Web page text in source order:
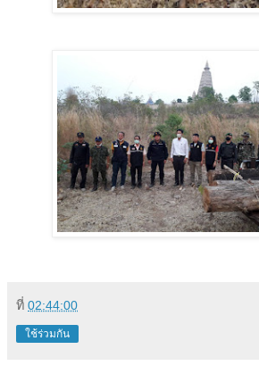
ที่ 02:44:00
ใช้ร่วมกัน